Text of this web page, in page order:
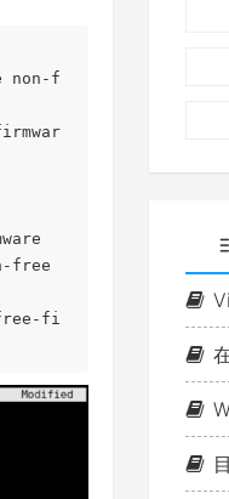
non-f
free
free-fi
目